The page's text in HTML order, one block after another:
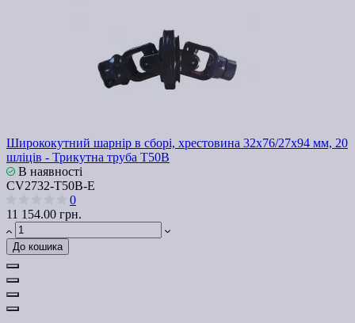
Ширококутний шарнір в сборі, хрестовина 32х76/27х94 мм, 20
шліців - Трикутна труба Т50В
В наявності
СV2732-T50B-Е
0
11 154.00 грн.
До кошика